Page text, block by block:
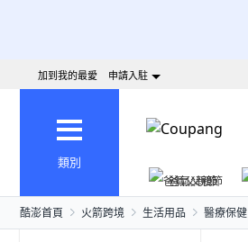
加到我的最愛 申請入駐
類別
爸氣父親節
酷澎首頁 火箭跨境 生活用品 醫療保健